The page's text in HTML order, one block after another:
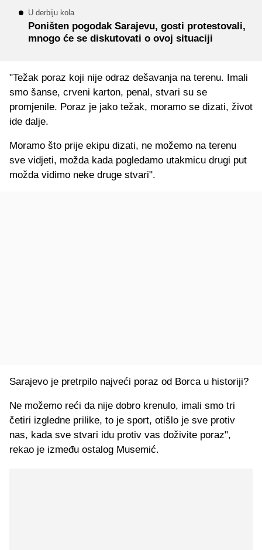
U derbiju kola
Poništen pogodak Sarajevu, gosti protestovali,
mnogo će se diskutovati o ovoj situaciji
"Težak poraz koji nije odraz dešavanja na terenu. Imali
smo šanse, crveni karton, penal, stvari su se
promjenile. Poraz je jako težak, moramo se dizati, život
ide dalje.
Moramo što prije ekipu dizati, ne možemo na terenu
sve vidjeti, možda kada pogledamo utakmicu drugi put
možda vidimo neke druge stvari".
Sarajevo je pretrpilo najveći poraz od Borca u historiji?
Ne možemo reći da nije dobro krenulo, imali smo tri
četiri izgledne prilike, to je sport, otišlo je sve protiv
nas, kada sve stvari idu protiv vas doživite poraz",
rekao je između ostalog Musemić.